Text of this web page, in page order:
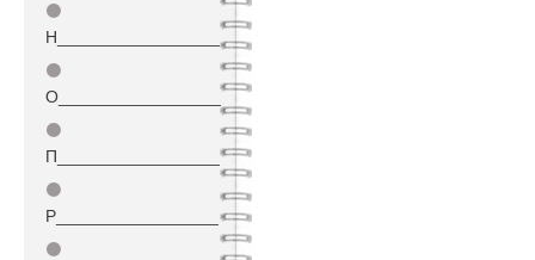
⚫
Н_________________
⚫
О_________________
⚫
П_________________
⚫
Р_________________
⚫